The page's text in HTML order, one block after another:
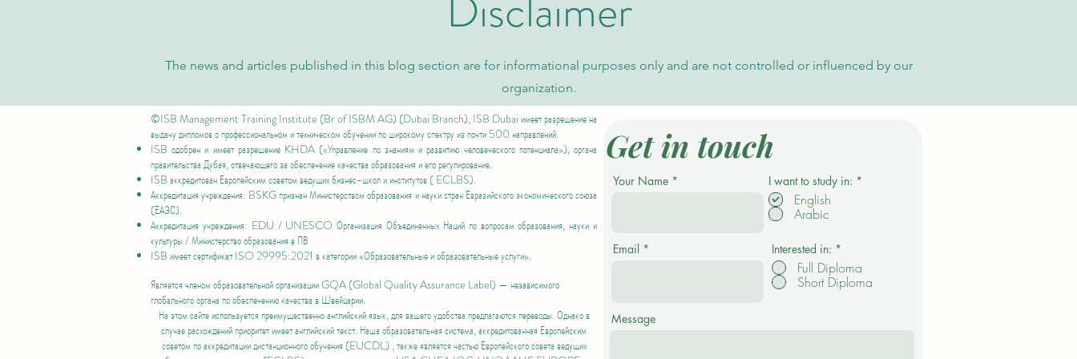
The news and articles published in this blog section are for informational purposes only and are not controlled or influenced by our
organization.
©ISB Management Training Institute (Br of ISBM AG) (Dubai Branch), ISB Dubai имеет разрешение на
выдачу дипломов о профессиональном и техническом обучении по широкому спектру из почти 500 направлений.
ISB одобрен и имеет разрешение KHDA («Управление по знаниям и развитию человеческого потенциала»),органа
правительства Дубая, отвечающего за обеспечение качества образования и его регулирование.
ISB аккредитован Европейским советом ведущих бизнес-школ и институтов ( ECLBS).
Аккредитация учреждения: BSKG признан Министерством образования и науки стран Евразийского экономического союза
(ЕАЭС).
Аккредитация учреждения: EDU / UNESCO Организация Объединенных Наций по вопросам образования, науки и
культуры / Министерство образования в ПВ
ISB имеетсертификат ISO 29995:2021 в категории«Образовательные и образовательные услуги».
Является членом образовательной организации GQA (Global Quality Assurance Label) — независимого
глобального органа по обеспечению качества в Швейцарии.
На этом сайте используется преимущественно английский язык, для вашего удобства предлагаются переводы. Однако в
случае расхождений приоритет имеет английский текст. Наша образовательная система, аккредитованная Европейским
советом по аккредитации дистанционного обучения (EUCDL) , также является частью Европейского совета ведущих
Get in touch
Your Name I want to study in: *
н
English
Arabic
Email Interested in: *
Full Diploma
Short Diploma
Message